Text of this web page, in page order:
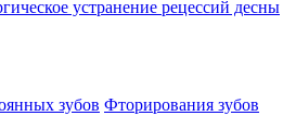
устранение рецессий десны
зубов Фторирования зубов